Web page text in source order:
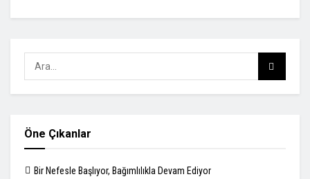
Öne Çıkanlar
Bir Nefesle Başlıyor, Bağımlılıkla Devam Ediyor